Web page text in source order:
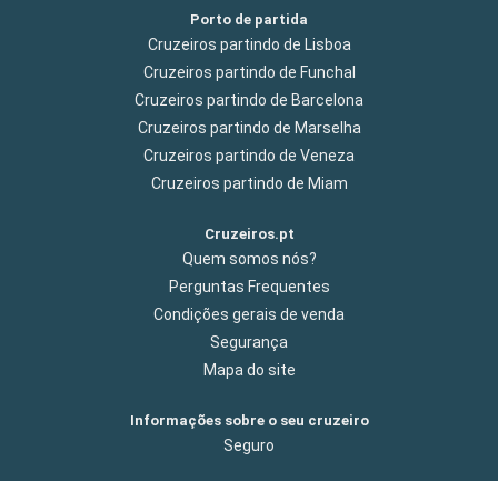
Porto de partida
Cruzeiros partindo de Lisboa
Cruzeiros partindo de Funchal
Cruzeiros partindo de Barcelona
Cruzeiros partindo de Marselha
Cruzeiros partindo de Veneza
Cruzeiros partindo de Miam
Cruzeiros.pt
Quem somos nós?
Perguntas Frequentes
Condições gerais de venda
Segurança
Mapa do site
Informações sobre o seu cruzeiro
Seguro